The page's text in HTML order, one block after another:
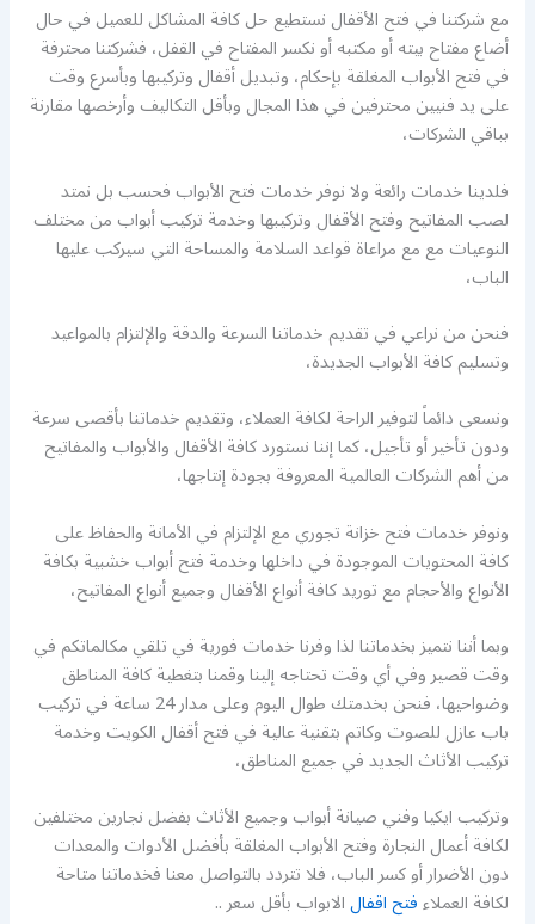
مع شركتنا في فتح الأقفال نستطيع حل كافة المشاكل للعميل في حال
أضاع مفتاح بيته أو مكتبه أو نكسر المفتاح في القفل، فشركتنا محترفة
في فتح الأبواب المغلقة بإحكام، وتبديل أقفال وتركيبها وبأسرع وقت
على يد فنيين محترفين في هذا المجال وبأقل التكاليف وأرخصها مقارنة
بباقي الشركات،
فلدينا خدمات رائعة ولا نوفر خدمات فتح الأبواب فحسب بل نمتد
لصب المفاتيح وفتح الأقفال وتركيبها وخدمة تركيب أبواب من مختلف
النوعيات مع مع مراعاة قواعد السلامة والمساحة التي سيركب عليها
الباب،
فنحن من نراعي في تقديم خدماتنا السرعة والدقة والإلتزام بالمواعيد
وتسليم كافة الأبواب الجديدة،
ونسعى دائماً لتوفير الراحة لكافة العملاء، وتقديم خدماتنا بأقصى سرعة
ودون تأخير أو تأجيل، كما إننا نستورد كافة الأقفال والأبواب والمفاتيح
من أهم الشركات العالمية المعروفة بجودة إنتاجها،
ونوفر خدمات فتح خزانة تجوري مع الإلتزام في الأمانة والحفاظ على
كافة المحتويات الموجودة في داخلها وخدمة فتح أبواب خشبية بكافة
الأنواع والأحجام مع توريد كافة أنواع الأقفال وجميع أنواع المفاتيح،
وبما أننا نتميز بخدماتنا لذا وفرنا خدمات فورية في تلقي مكالماتكم في
وقت قصير وفي أي وقت تحتاجه إلينا وقمنا بتغطية كافة المناطق
وضواحيها، فنحن بخدمتك طوال اليوم وعلى مدار 24 ساعة في تركيب
باب عازل للصوت وكاتم بتقنية عالية في فتح أقفال الكويت وخدمة
تركيب الأثاث الجديد في جميع المناطق،
وتركيب ايكيا وفني صيانة أبواب وجميع الأثاث بفضل نجارين مختلفين
لكافة أعمال النجارة وفتح الأبواب المغلقة بأفضل الأدوات والمعدات
دون الأضرار أو كسر الباب، فلا تتردد بالتواصل معنا فخدماتنا متاحة
لكافة العملاءفتح اقفالالابواب بأقل سعر ..